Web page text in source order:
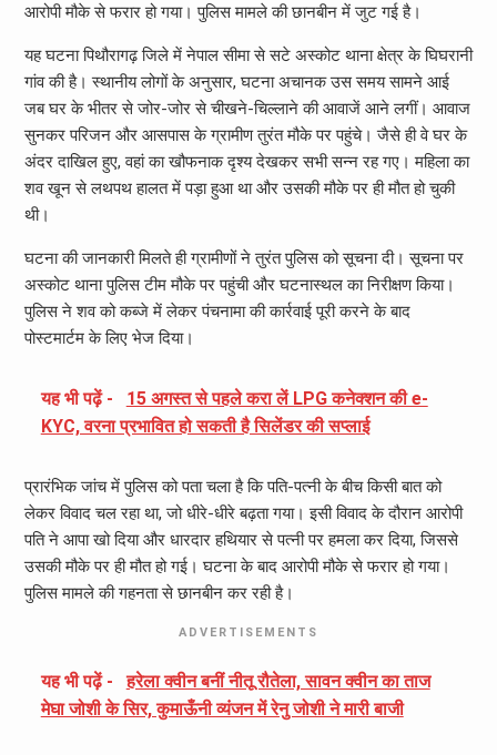
आरोपी मौके से फरार हो गया। पुलिस मामले की छानबीन में जुट गई है।
यह घटना पिथौरागढ़ जिले में नेपाल सीमा से सटे अस्कोट थाना क्षेत्र के घिघरानी
गांव की है। स्थानीय लोगों के अनुसार, घटना अचानक उस समय सामने आई
जब घर के भीतर से जोर-जोर से चीखने-चिल्लाने की आवाजें आने लगीं। आवाज
सुनकर परिजन और आसपास के ग्रामीण तुरंत मौके पर पहुंचे। जैसे ही वे घर के
अंदर दाखिल हुए, वहां का खौफनाक दृश्य देखकर सभी सन्न रह गए। महिला का
शव खून से लथपथ हालत में पड़ा हुआ था और उसकी मौके पर ही मौत हो चुकी
थी।
घटना की जानकारी मिलते ही ग्रामीणों ने तुरंत पुलिस को सूचना दी। सूचना पर
अस्कोट थाना पुलिस टीम मौके पर पहुंची और घटनास्थल का निरीक्षण किया।
पुलिस ने शव को कब्जे में लेकर पंचनामा की कार्रवाई पूरी करने के बाद
पोस्टमार्टम के लिए भेज दिया।
यह भी पढ़ें -
15 अगस्त से पहले करा लें LPG कनेक्शन की e-
KYC, वरना प्रभावित हो सकती है सिलेंडर की सप्लाई
प्रारंभिक जांच में पुलिस को पता चला है कि पति-पत्नी के बीच किसी बात को
लेकर विवाद चल रहा था, जो धीरे-धीरे बढ़ता गया। इसी विवाद के दौरान आरोपी
पति ने आपा खो दिया और धारदार हथियार से पत्नी पर हमला कर दिया, जिससे
उसकी मौके पर ही मौत हो गई। घटना के बाद आरोपी मौके से फरार हो गया।
पुलिस मामले की गहनता से छानबीन कर रही है।
ADVERTISEMENTS
यह भी पढ़ें -
हरेला क्वीन बनीं नीतू रौतेला, सावन क्वीन का ताज
मेघा जोशी के सिर, कुमाऊँनी व्यंजन में रेनु जोशी ने मारी बाजी